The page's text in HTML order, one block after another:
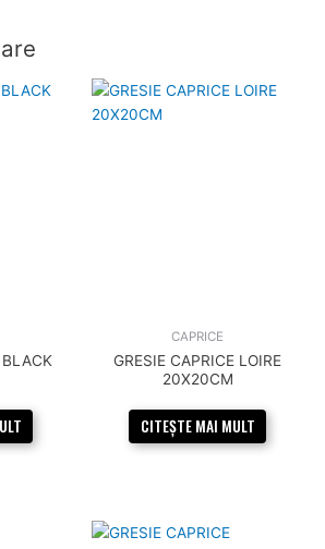
BLACK
CAPRICE
GRESIE CAPRICE LOIRE
20X20CM
CITEȘTE MAI MULT